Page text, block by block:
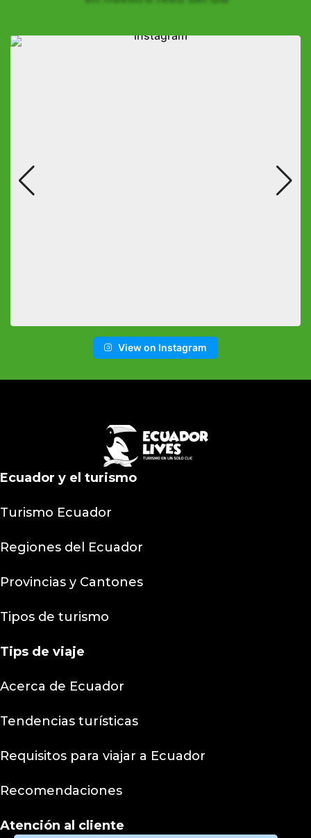
View on Instagram
Ecuador y el turismo
Turismo Ecuador
Regiones del Ecuador
Provincias y Cantones
Tipos de turismo
Tips de viaje
Acerca de Ecuador
Tendencias turísticas
Requisitos para viajar a Ecuador
Recomendaciones
Atención al cliente